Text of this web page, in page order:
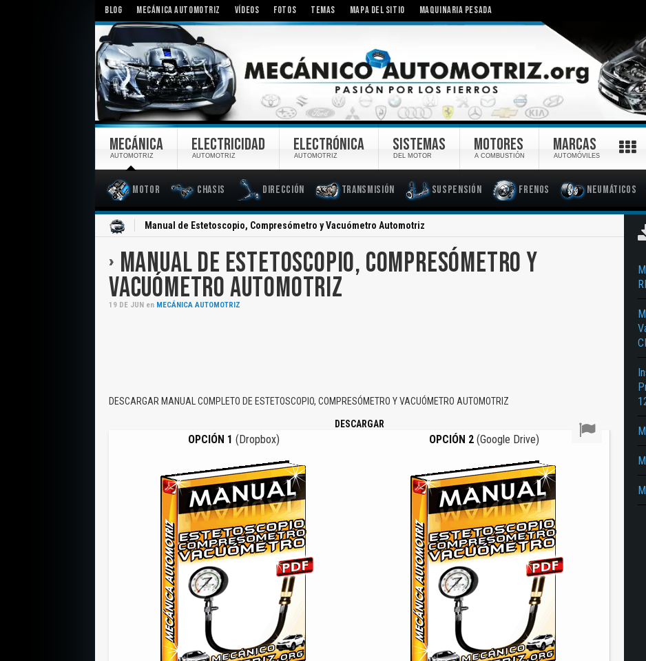
BLOG MECÁNICA AUTOMOTRIZ VÍDEOS FOTOS TEMAS MAPA DEL SITIO MAQUINARIA PESADA
MECÁNICA
AUTOMOTRIZ
Motor Chasis Dirección Transmisión Suspensión Frenos Neumáticos
ELECTRICIDAD
AUTOMOTRIZ
ELECTRÓNICA
AUTOMOTRIZ
SISTEMAS
DEL MOTOR
MOTORES
A COMBUSTIÓN
MARCAS
AUTOMÓVILES
Manual de Estetoscopio, Compresómetro y Vacuómetro Automotriz
MANUAL DE ESTETOSCOPIO, COMPRESÓMETRO Y
VACUÓMETRO AUTOMOTRIZ
19 DE JUN en MECÁNICA AUTOMOTRIZ
DESCARGAR MANUAL COMPLETO DE ESTETOSCOPIO, COMPRESÓMETRO Y VACUÓMETRO AUTOMOTRIZ
DESCARGAR
OPCIÓN 1 (Dropbox) OPCIÓN 2 (Google Drive)